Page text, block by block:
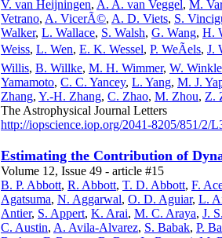
V. van Heijningen, A. A. van Veggel, M.
Vetrano, A. VicerÃ©, A. D. Viets, S.
Walker, L. Wallace, S. Walsh, G. Wang, H.
Weiss, L. Wen, E. K. Wessel, P. WeÃels, J.
Willis, B. Willke, M. H. Wimmer, W.
Yamamoto, C. C. Yancey, L. Yang, M. J.
Zhang, Y.-H. Zhang, C. Zhao, M. Zhou, Z.
The Astrophysical Journal Letters
http://iopscience.iop.org/2041-8205/851/2/
Estimating the Contribution of
Volume 12, Issue 49 - article #15
B. P. Abbott, R. Abbott, T. D. Abbott, F.
Agatsuma, N. Aggarwal, O. D. Aguiar, L.
Antier, S. Appert, K. Arai, M. C. Araya, J.
C. Austin, A. Avila-Alvarez, S. Babak, P.